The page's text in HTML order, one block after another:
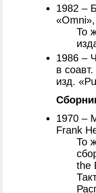
1982 –
То
1986 –
в
изд.
1970 –
Frank
То
the